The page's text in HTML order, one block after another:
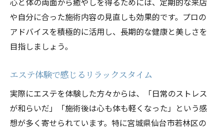
や自分に合った施術内容の見直しも効果的です。プロの
アドバイスを積極的に活用し、長期的な健康と美しさを
目指しましょう。
エステ体験で感じるリラックスタイム
実際にエステを体験した方々からは、「日常のストレス
が和らいだ」「施術後は心も体も軽くなった」という感
想が多く寄せられています。特に宮城県仙台市若林区の